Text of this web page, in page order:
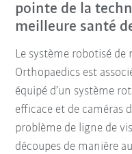
pointe de la
meilleure santé
Le système robotisé
Orthopaedics est
équipé d’un système
efficace et de caméras
problème de ligne de
découpes de manière